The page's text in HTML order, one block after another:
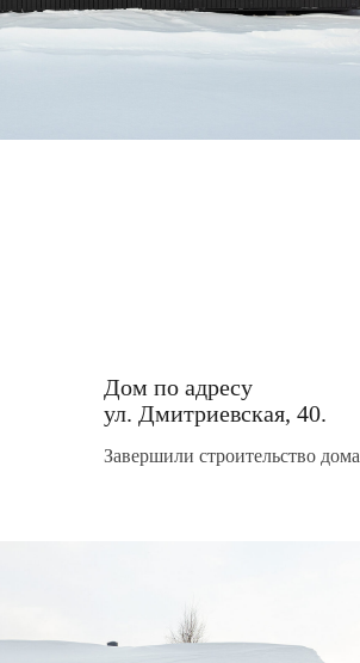
Завершили строительство дома
Дом по адресу
ул. Дмитриевская, 40.